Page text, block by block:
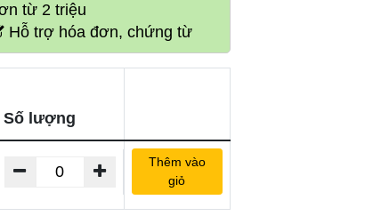
từ 2 triệu
Hỗ trợ hóa đơn, chứng từ
Số lượng
Thêm vào
giỏ